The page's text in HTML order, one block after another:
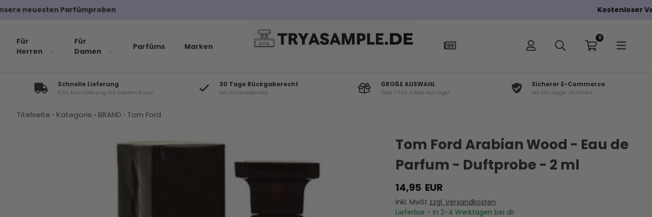
Für
Herren
Für
Damen
Parfüms Marken
0
Schnelle Lieferung
5,95 Euro Lieferung mit lokalem Kurier
30 Tage Rückgaberecht
bei Unzufriedenheit
GROßE AUSWAHL
Über 7.000 Artikel auf Lager
Sicherer E-Commerce
Mit EHI-Siegel Zertifiziert
Titelseite › Kategorie › BRAND › Tom Ford
Tom Ford Arabian Wood - Eau de
Parfum - Duftprobe - 2 ml
14,95EUR
inkl. MwSt zzgl. Versandkosten
Lieferbar - In 2-4 Werktagen bei dir